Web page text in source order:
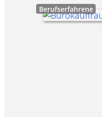
Berufserfahrene